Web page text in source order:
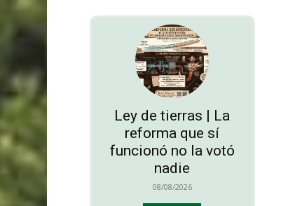
Ley de tierras | La
reforma que sí
funcionó no la votó
nadie
08/08/2026